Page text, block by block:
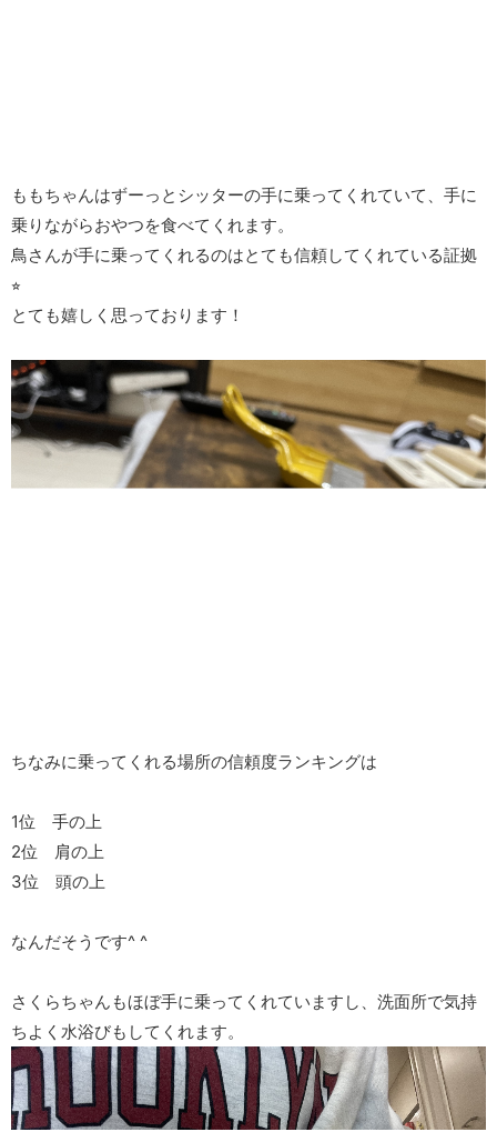
ももちゃんはずーっとシッターの手に乗ってくれていて、手に
乗りながらおやつを食べてくれます。
鳥さんが手に乗ってくれるのはとても信頼してくれている証拠
⭐︎
とても嬉しく思っております！
ちなみに乗ってくれる場所の信頼度ランキングは
1位 手の上
2位 肩の上
3位 頭の上
なんだそうです^ ^
さくらちゃんもほぼ手に乗ってくれていますし、洗面所で気持
ちよく水浴びもしてくれます。